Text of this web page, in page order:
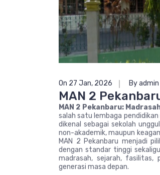
On 27 Jan, 2026 By admin
MAN 2
MAN 2 Pekanbaru:
salah satu lembaga
dikenal sebagai sekolah
non-akademik, maupun
MAN 2 Pekanbaru menjadi
dengan standar tinggi
madrasah, sejarah, fasilitas,
generasi masa depan.